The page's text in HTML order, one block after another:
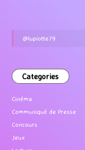
@lupiotte79
Categories
Cinéma
Communiqué de Presse
Concours
Jeux